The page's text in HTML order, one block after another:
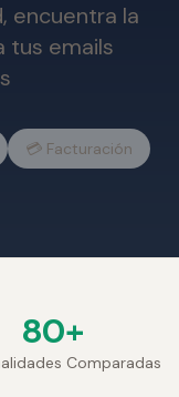
encuentra la
tus emails
💳 Facturación
80+
Comparadas